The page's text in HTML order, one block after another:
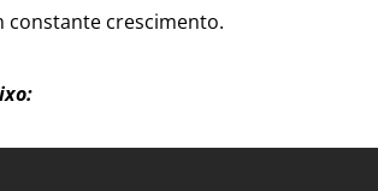
crescimento.